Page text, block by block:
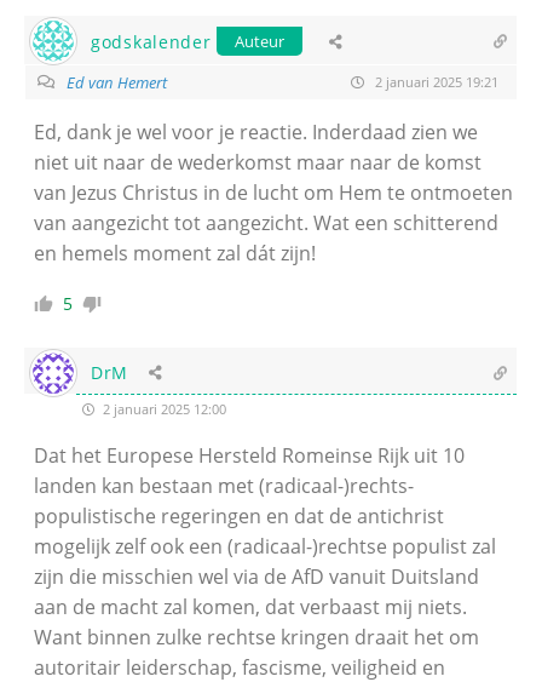
godskalender
Auteur
Ed van Hemert
2 januari 2025 19:21
Ed, dank je wel voor je reactie. Inderdaad zien we
niet uit naar de wederkomst maar naar de komst
van Jezus Christus in de lucht om Hem te ontmoeten
van aangezicht tot aangezicht. Wat een schitterend
en hemels moment zal dát zijn!
5
DrM
2 januari 2025 12:00
Dat het Europese Hersteld Romeinse Rijk uit 10
landen kan bestaan met (radicaal-)rechts-
populistische regeringen en dat de antichrist
mogelijk zelf ook een (radicaal-)rechtse populist zal
zijn die misschien wel via de AfD vanuit Duitsland
aan de macht zal komen, dat verbaast mij niets.
Want binnen zulke rechtse kringen draait het om
autoritair leiderschap, fascisme, veiligheid en